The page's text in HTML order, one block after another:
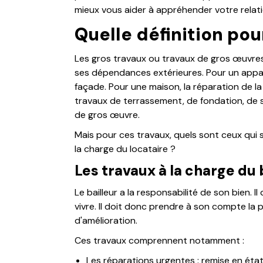
mieux vous aider à appréhender votre
Quelle définition
Les gros travaux ou travaux de gros
ses dépendances extérieures. Pour un
façade. Pour une maison, la réparation de
travaux de terrassement, de fondation,
de gros œuvre.
Mais pour ces travaux, quels sont ceux
la charge du locataire ?
Les travaux à la charge du
Le bailleur a la responsabilité de son bien.
vivre. Il doit donc prendre à son compte
d'amélioration.
Ces travaux comprennent notamment :
Les réparations urgentes : remise en